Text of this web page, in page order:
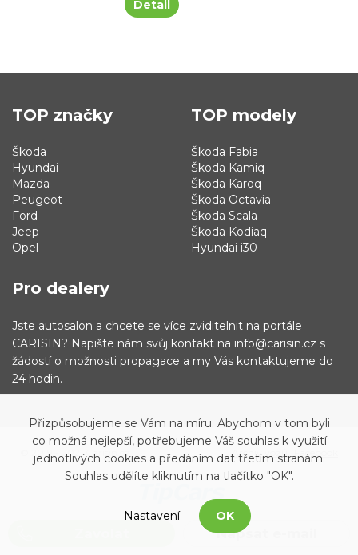
Detail
Napsat e-mail
TOP značky
Škoda
Hyundai
Mazda
Peugeot
Ford
Jeep
Opel
TOP modely
Škoda Fabia
Škoda Kamiq
Škoda Karoq
Škoda Octavia
Škoda Scala
Škoda Kodiaq
Hyundai i30
Pro dealery
Jste autosalon a chcete se více zviditelnit na portále
CARISIN? Napište nám svůj kontakt na info@carisin.cz s
žádostí o možnosti propagace a my Vás kontaktujeme do
24 hodin.
© 2019 - 2021 Carisin.cz Archiv vozů Facebook
Přizpůsobujeme se Vám na míru. Abychom v tom byli
co možná nejlepší, potřebujeme Váš souhlas k využití
jednotlivých cookies a předáním dat třetím stranám.
Souhlas udělíte kliknutím na tlačítko "OK".
Nastavení OK